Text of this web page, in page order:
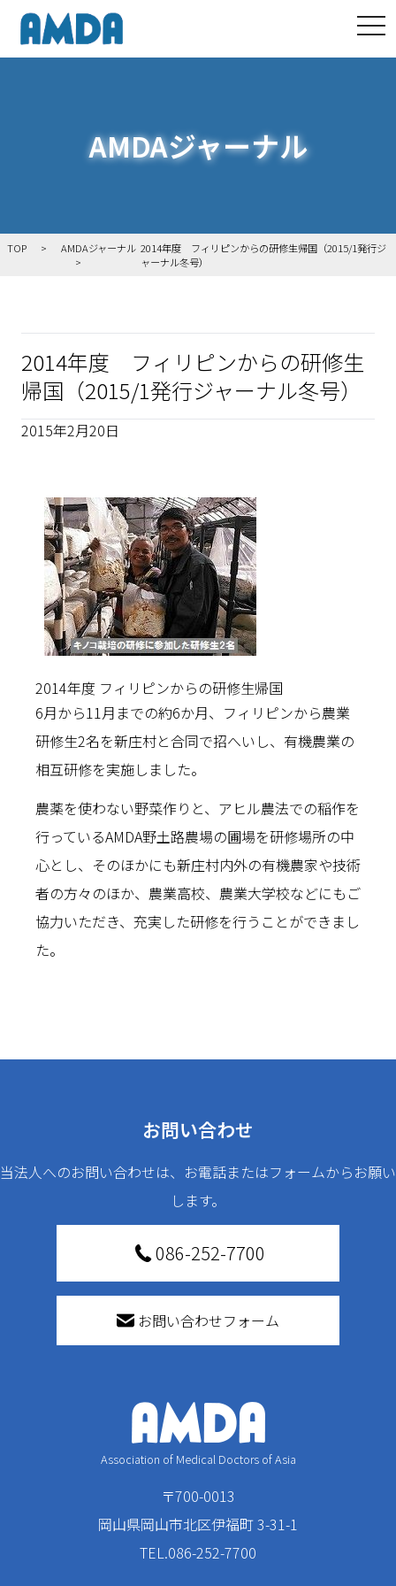
AMDAジャーナル
TOP AMDAジャーナル 2014年度 フィリピンからの研修生帰国（2015/1発行ジ
ャーナル冬号）
2014年度 フィリピンからの研修生
帰国（2015/1発行ジャーナル冬号）
2015年2月20日
2014年度 フィリピンからの研修生帰国
6月から11月までの約6か月、フィリピンから農業
研修生2名を新庄村と合同で招へいし、有機農業の
相互研修を実施しました。
農薬を使わない野菜作りと、アヒル農法での稲作を
行っているAMDA野土路農場の圃場を研修場所の中
心とし、そのほかにも新庄村内外の有機農家や技術
者の方々のほか、農業高校、農業大学校などにもご
協力いただき、充実した研修を行うことができまし
た。
お問い合わせ
当法人へのお問い合わせは、お電話またはフォームからお願い
します。
086-252-7700
お問い合わせフォーム
Association of Medical Doctors of Asia
〒700-0013
岡山県岡山市北区伊福町 3-31-1
TEL.086-252-7700